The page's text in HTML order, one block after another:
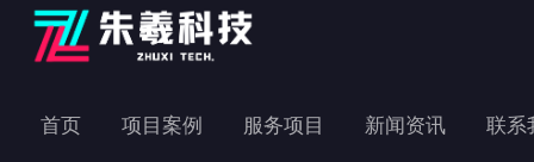
首页 项目案例 服务项目 新闻资讯 联系